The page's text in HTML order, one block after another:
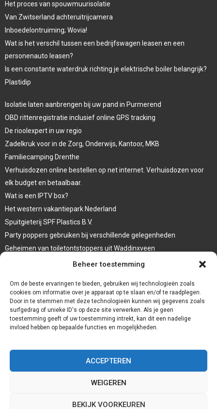
Beheer toestemming
Om de beste ervaringen te bieden, gebruiken wij technologieën zoals
cookies om informatie over je apparaat op te slaan en/of te raadplegen.
Door in te stemmen met deze technologieën kunnen wij gegevens zoals
surfgedrag of unieke ID's op deze site verwerken. Als je geen
toestemming geeft of uw toestemming intrekt, kan dit een nadelige
invloed hebben op bepaalde functies en mogelijkheden.
ACCEPTEREN
WEIGEREN
BEKIJK VOORKEUREN
Het proces van spouwmuurisolatie
Van Zwitserland achteruitrijcamera
Inboedelontruiming; Wovia!
Wat is het verschil tussen een bedrijfswagen leasen en een
personenauto leasen?
Is een constante waterdruk richting je elektrische boiler belangrijk?
Plastidip
Isolatie laten aanbrengen bij uw pand in Purmerend
OBD rittenregistratie inclusief online GPS tracking
De rioolexpert in uw regio
Zadelkruk voor in de Zorg, Onderwijs, Kantoor, MKB
Familiecamping Drenthe
Verhuisdozen online bestellen op net internet. Verhuisdozen voor
elk budget en betaalbaar.
Wat is een IPTV box?
Het western vakantiepark Nederland
Spuitgieterij SPF Plastics B.V.
Party poppers gebruiken bij verschillende gelegenheden
Geheimen van toiletontstoppers uit Waddinxveen
Vormen van terrasaankleding